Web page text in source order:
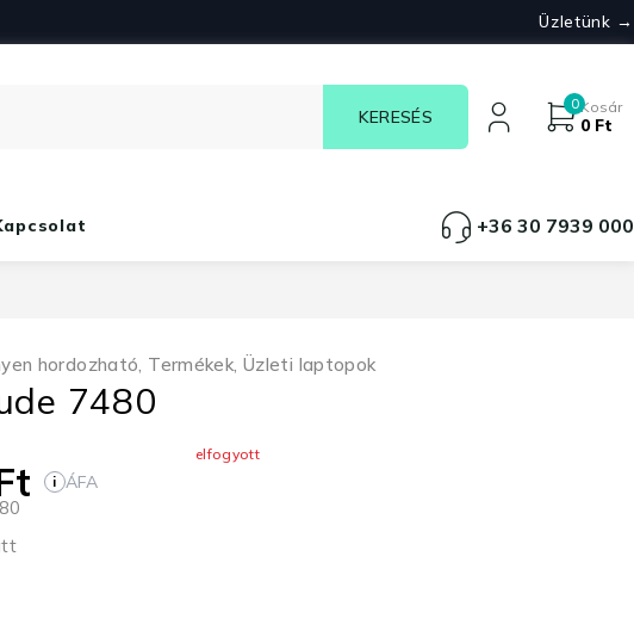
Üzletünk →
0Kosár
0 Ft
+36 30 7939 000
hordozható, Termékek, Üzleti laptopok
7480
elfogyott
i ÁFA